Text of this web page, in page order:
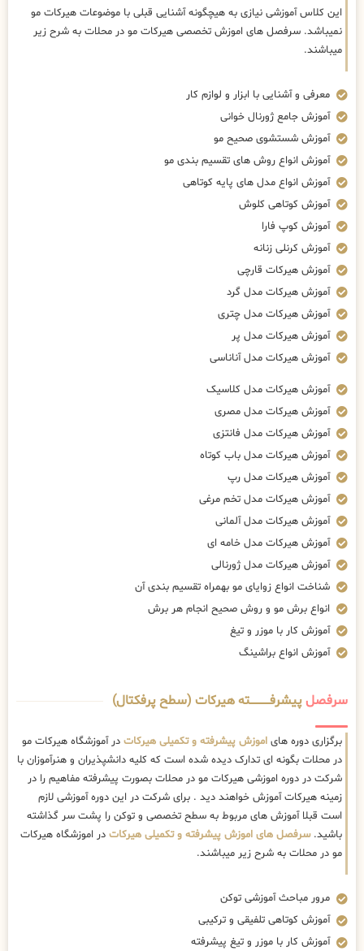
این کلاس آموزشی نیازی به هیچگونه آشنایی قبلی با موضوعات هیرکات مو
نمیباشد. سرفصل های اموزش تخصصی هیرکات مو در محلات به شرح زیر
میباشند.
معرفی و آشنایی با ابزار و لوازم کار
آموزش جامع ژورنال خوانی
آموزش شستشوی صحیح مو
آموزش انواع روش های تقسیم بندی مو
آموزش انواع مدل های پایه کوتاهی
آموزش کوتاهی کلوش
آموزش کوپ فارا
آموزش کرنلی زنانه
آموزش هیرکات قارچی
آموزش هیرکات مدل گرد
آموزش هیرکات مدل چتری
آموزش هیرکات مدل پر
آموزش هیرکات مدل آناناسی
آموزش هیرکات مدل کلاسیک
آموزش هیرکات مدل مصری
آموزش هیرکات مدل فانتزی
آموزش هیرکات مدل باب کوتاه
آموزش هیرکات مدل رپ
آموزش هیرکات مدل تخم مرغی
آموزش هیرکات مدل آلمانی
آموزش هیرکات مدل خامه ای
آموزش هیرکات مدل ژورنالی
شناخت انواع زوایای مو بهمراه تقسیم بندی آن
انواع برش مو و روش صحیح انجام هر برش
آموزش کار با موزر و تیغ
آموزش انواع براشینگ
سرفصلپیشرفــــــــــــته هیرکات (سطح پرفکتال)
برگزاری دوره های اموزش پیشرفته و تکمیلی هیرکات در آموزشگاه هیرکات مو
در محلات بگونه ای تدارک دیده شده است که کلیه دانشپذیران و هنرآموزان با
شرکت در دوره اموزشی هیرکات مو در محلات بصورت پیشرفته مفاهیم را در
زمینه هیرکات آموزش خواهند دید . برای شرکت در این دوره آموزشی لازم
است قبلا آموزش های مربوط به سطح تخصصی و توکن را پشت سر گذاشته
باشید.سرفصل های اموزش پیشرفته و تکمیلی هیرکات در اموزشگاه هیرکات
مو در محلات به شرح زیر میباشند.
مرور مباحث آموزشی توکن
آموزش کوتاهی تلفیقی و ترکیبی
آموزش کار با موزر و تیغ پیشرفته